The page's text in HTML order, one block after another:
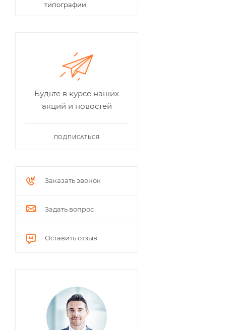
типографии
Будьте в курсе наших
акций и новостей
ПОДПИСАТЬСЯ
Заказать звонок
Задать вопрос
Оставить отзыв